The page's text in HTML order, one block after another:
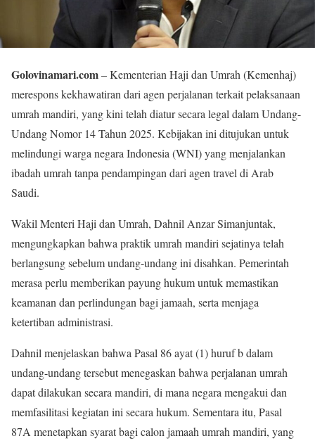
Golovinamari.com– Kementerian Haji dan Umrah (Kemenhaj)
merespons kekhawatiran dari agen perjalanan terkait pelaksanaan
umrah mandiri, yang kini telah diatur secara legal dalam Undang-
Undang Nomor 14 Tahun 2025. Kebijakan ini ditujukan untuk
melindungi warga negara Indonesia (WNI) yang menjalankan
ibadah umrah tanpa pendampingan dari agen travel di Arab
Saudi.
Wakil Menteri Haji dan Umrah, Dahnil Anzar Simanjuntak,
mengungkapkan bahwa praktik umrah mandiri sejatinya telah
berlangsung sebelum undang-undang ini disahkan. Pemerintah
merasa perlu memberikan payung hukum untuk memastikan
keamanan dan perlindungan bagi jamaah, serta menjaga
ketertiban administrasi.
Dahnil menjelaskan bahwa Pasal 86 ayat (1) huruf b dalam
undang-undang tersebut menegaskan bahwa perjalanan umrah
dapat dilakukan secara mandiri, di mana negara mengakui dan
memfasilitasi kegiatan ini secara hukum. Sementara itu, Pasal
87A menetapkan syarat bagi calon jamaah umrah mandiri, yang